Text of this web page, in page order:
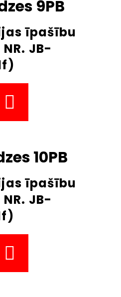
9PB
īpašību
JB-
10PB
īpašību
JB-